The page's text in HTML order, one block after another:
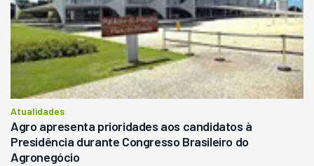
Atualidades
Agro apresenta prioridades aos candidatos à
Presidência durante Congresso Brasileiro do
Agronegócio